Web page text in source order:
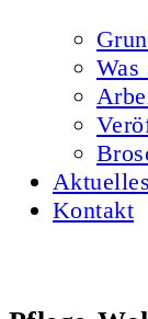
Was
Aktuelles
Kontakt